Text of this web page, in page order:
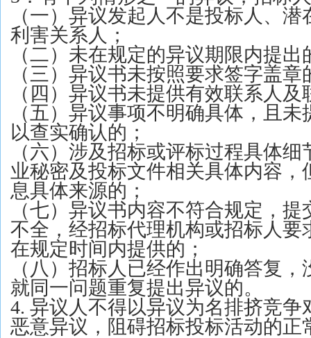
（一）异议发起人不是投标人、
利害关系人；
（二）未在规定的异议期限内提出
（三）异议书未按照要求签字盖章
（四）异议书未提供有效联系人
（五）异议事项不明确具体，且
以查实确认的；
（六）涉及招标或评标过程具体
业秘密及投标文件相关具体内容，
息具体来源的；
（七）异议书内容不符合规定，
不全，经招标代理机构或招标人要
在规定时间内提供的；
（八）招标人已经作出明确答复
就同一问题重复提出异议的。
4. 异议人不得以异议为名排挤竞争
恶意异议，阻碍招标投标活动的正